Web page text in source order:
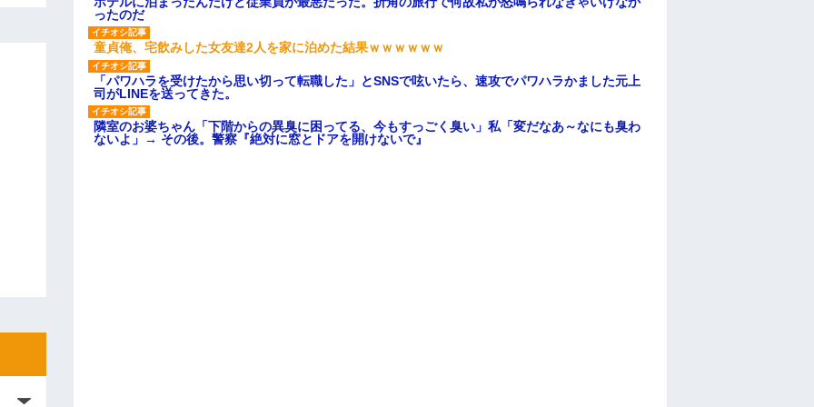
ったのだ
童貞俺、宅飲みした女友達2人を家に泊めた結果ｗｗｗｗｗｗ
「パワハラを受けたから思い切って転職した」とSNSで呟いたら、速攻でパワハラかました元上
司がLINEを送ってきた。
隣室のお婆ちゃん「下階からの異臭に困ってる、今もすっごく臭い」私「変だなあ～なにも臭わ
ないよ」→ その後。警察『絶対に窓とドアを開けないで』